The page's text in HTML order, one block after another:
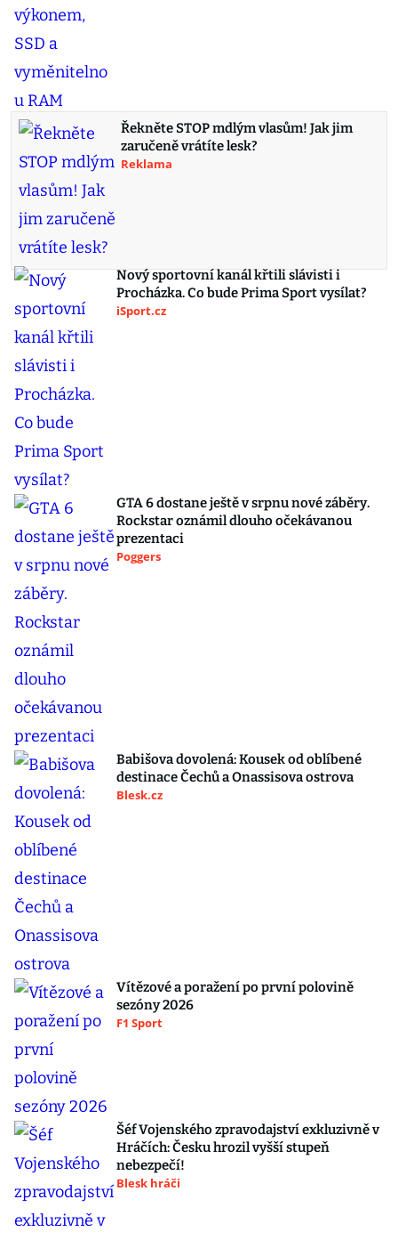
Řekněte STOP mdlým vlasům! Jak jim
zaručeně vrátíte lesk?
Reklama
Nový sportovní kanál křtili slávisti i
Procházka. Co bude Prima Sport vysílat?
iSport.cz
GTA 6 dostane ještě v srpnu nové záběry.
Rockstar oznámil dlouho očekávanou
prezentaci
Poggers
Babišova dovolená: Kousek od oblíbené
destinace Čechů a Onassisova ostrova
Blesk.cz
Vítězové a poražení po první polovině
sezóny 2026
F1 Sport
Šéf Vojenského zpravodajství exkluzivně v
Hráčích: Česku hrozil vyšší stupeň
nebezpečí!
Blesk hráči